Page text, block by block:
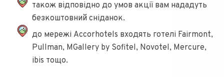
також відповідно до умов акції вам нададуть
безкоштовний сніданок.
до мережі Accorhotels входять готелі Fairmont,
Pullman, MGallery by Sofitel, Novotel, Mercure,
ibis тощо.